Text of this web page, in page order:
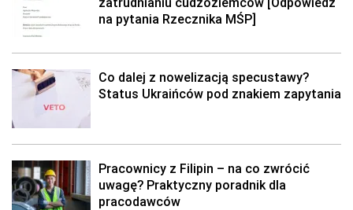
na pytania Rzecznika MŚP]
Co dalej z nowelizacją specustawy?
Status Ukraińców pod znakiem zapytania
Pracownicy z Filipin – na co zwrócić
uwagę? Praktyczny poradnik dla
pracodawców